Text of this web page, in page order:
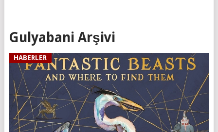
Gulyabani Arşivi
HABERLER